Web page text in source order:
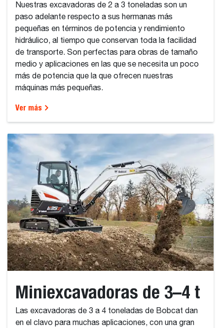
Nuestras excavadoras de 2 a 3 toneladas son un
paso adelante respecto a sus hermanas más
pequeñas en términos de potencia y rendimiento
hidráulico, al tiempo que conservan toda la facilidad
de transporte. Son perfectas para obras de tamaño
medio y aplicaciones en las que se necesita un poco
más de potencia que la que ofrecen nuestras
máquinas más pequeñas.
Ver más
Miniexcavadoras de 3–4 t
Las excavadoras de 3 a 4 toneladas de Bobcat dan
en el clavo para muchas aplicaciones, con una gran